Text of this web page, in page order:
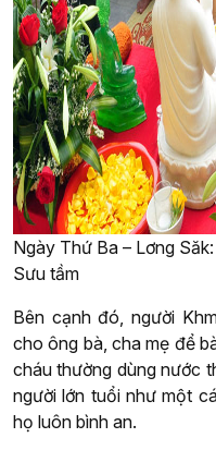
Ngày Thứ Ba – Lơng
Sưu tầm
Bên cạnh đó, người
cho ông bà, cha mẹ để
cháu thường dùng nước
người lớn tuổi như một
họ luôn bình an.